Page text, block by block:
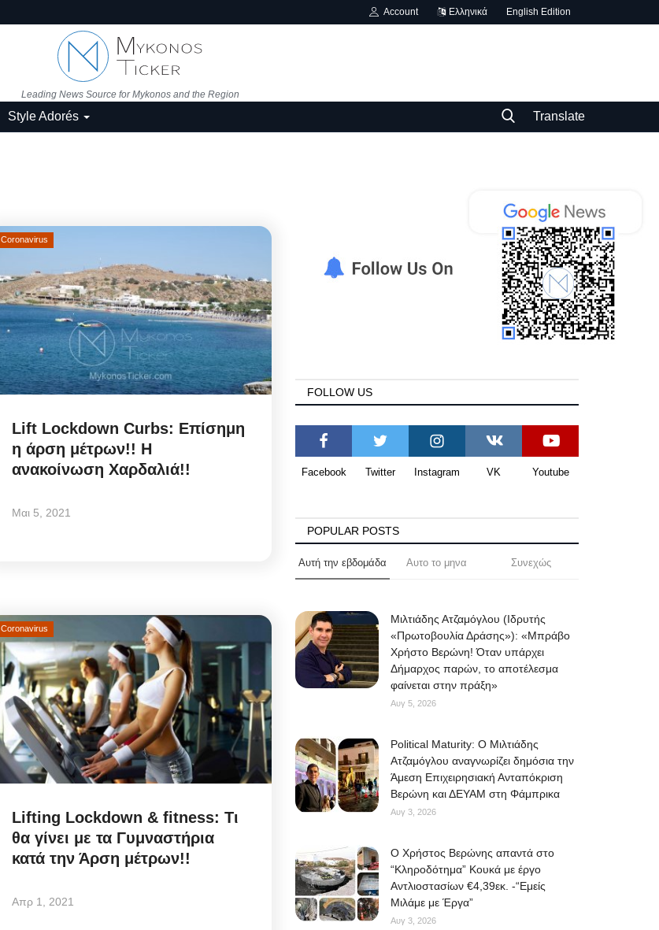
Account Ελληνικά English Edition
Leading News Source for Mykonos and the Region
Style Adorés Translate
Coronavirus
Lift Lockdown Curbs: Επίσημη
η άρση μέτρων!! Η
ανακοίνωση Χαρδαλιά!!
Μαι 5, 2021
Coronavirus
Lifting Lockdown & fitness: Τι
θα γίνει με τα Γυμναστήρια
κατά την Άρση μέτρων!!
Απρ 1, 2021
FOLLOW US
Facebook Twitter Instagram VK Youtube
POPULAR POSTS
Αυτή την εβδομάδα Αυτο το μηνα Συνεχώς
Μιλτιάδης Ατζαμόγλου (Ιδρυτής
«Πρωτοβουλία Δράσης»): «Μπράβο
Χρήστο Βερώνη! Όταν υπάρχει
Δήμαρχος παρών, το αποτέλεσμα
φαίνεται στην πράξη»
Αυγ 5, 2026
Political Maturity: Ο Μιλτιάδης
Ατζαμόγλου αναγνωρίζει δημόσια την
Άμεση Επιχειρησιακή Ανταπόκριση
Βερώνη και ΔΕΥΑΜ στη Φάμπρικα
Αυγ 3, 2026
O Χρήστος Βερώνης απαντά στο
“Κληροδότημα” Κουκά με έργο
Αντλιοστασίων €4,39εκ. -“Εμείς
Μιλάμε με Έργα”
Αυγ 3, 2026